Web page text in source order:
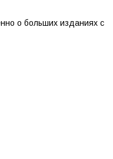
о больших изданиях с